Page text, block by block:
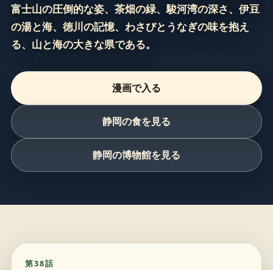
富士山の圧倒的な姿、茶畑の緑、駿河湾の深さ、伊豆
の湯と海、徳川の記憶、わさびとうなぎの味を抱え
る、山と海の大きな県である。
漫画で入る
静岡の食を見る
静岡の博物館を見る
第38話